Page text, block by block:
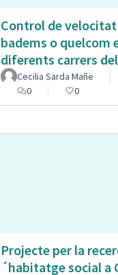
Control de
badems o quelcom
diferents carrers
Cecilia Sarda Mañe
0
0
Projecte per la
´habitatge social a